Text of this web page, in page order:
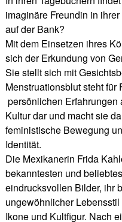
imaginäre Freundin in
auf der Bank?
Mit dem Einsetzen ihres
sich der Erkundung von
Sie stellt sich mit
Menstruationsblut steht für
persönlichen Erfahrungen
Kultur dar und macht sie
feministische Bewegung
Identität.
Die Mexikanerin Frida
bekanntesten und
eindrucksvollen Bilder, ihr
ungewöhnlicher
Ikone und Kultfigur. Nach